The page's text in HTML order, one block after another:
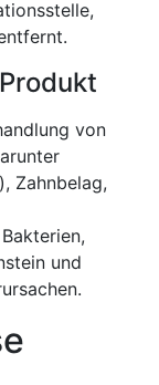
von
Zahnbelag,
und